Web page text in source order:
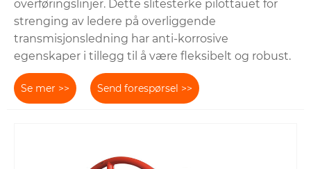
overføringslinjer. Dette slitesterke pilottauet for
strenging av ledere på overliggende
transmisjonsledning har anti-korrosive
egenskaper i tillegg til å være fleksibelt og robust.
Se mer >> Send forespørsel >>